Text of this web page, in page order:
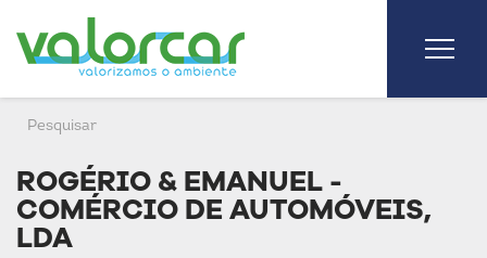
ROGÉRIO & EMANUEL -
COMÉRCIO DE AUTOMÓVEIS,
LDA